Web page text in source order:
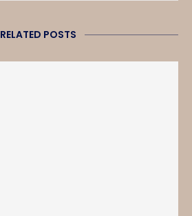
RELATED POSTS